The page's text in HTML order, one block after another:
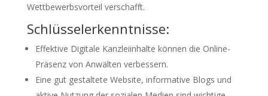
Wettbewerbsvorteil verschafft.
Schlüsselerkenntnisse:
Effektive Digitale Kanzleiinhalte können die Online-
Präsenz von Anwälten verbessern.
Eine gut gestaltete Website, informative Blogs und